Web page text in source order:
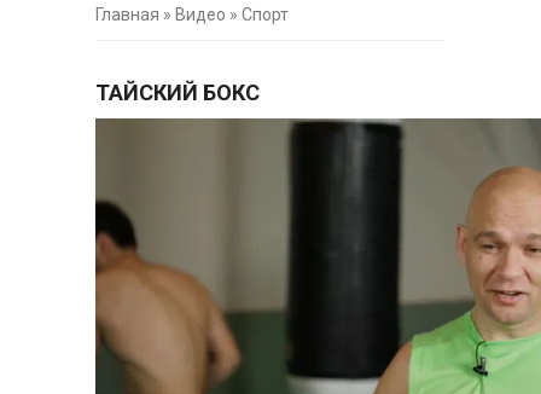
Главная » Видео » Спорт
ТАЙСКИЙ БОКС